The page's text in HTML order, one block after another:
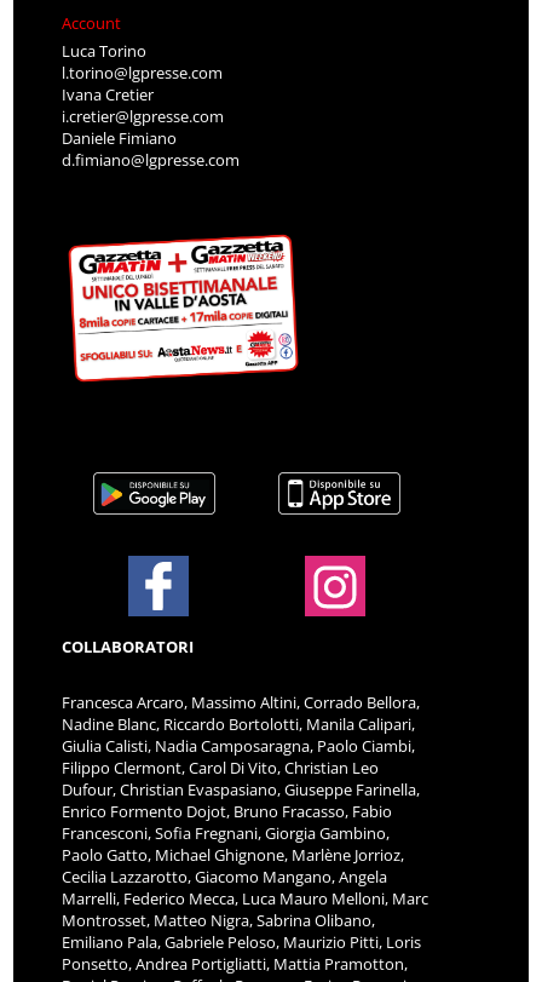
Account
Luca Torino
l.torino@lgpresse.com
Ivana Cretier
i.cretier@lgpresse.com
Daniele Fimiano
d.fimiano@lgpresse.com
COLLABORATORI
Francesca Arcaro, Massimo Altini, Corrado Bellora,
Nadine Blanc, Riccardo Bortolotti, Manila Calipari,
Giulia Calisti, Nadia Camposaragna, Paolo Ciambi,
Filippo Clermont, Carol Di Vito, Christian Leo
Dufour, Christian Evaspasiano, Giuseppe Farinella,
Enrico Formento Dojot, Bruno Fracasso, Fabio
Francesconi, Sofia Fregnani, Giorgia Gambino,
Paolo Gatto, Michael Ghignone, Marlène Jorrioz,
Cecilia Lazzarotto, Giacomo Mangano, Angela
Marrelli, Federico Mecca, Luca Mauro Melloni, Marc
Montrosset, Matteo Nigra, Sabrina Olibano,
Emiliano Pala, Gabriele Peloso, Maurizio Pitti, Loris
Ponsetto, Andrea Portigliatti, Mattia Pramotton,